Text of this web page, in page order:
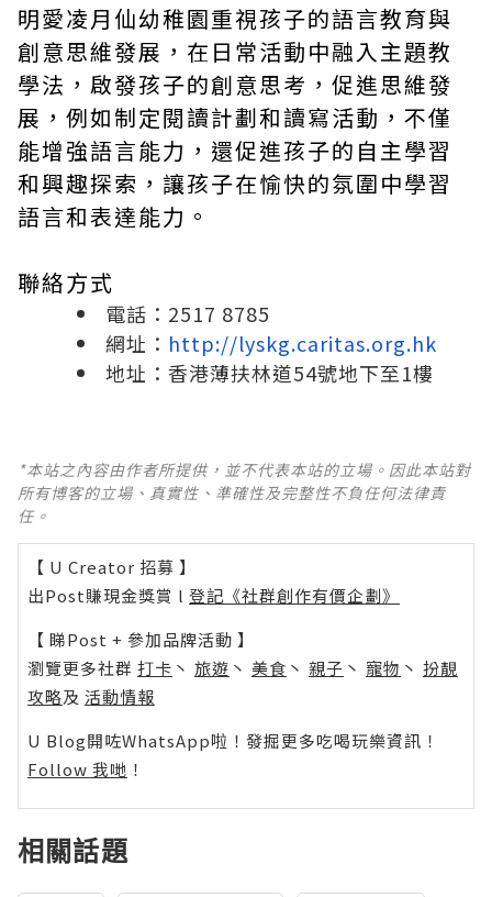
明愛凌月仙幼稚園重視孩子的語言教育與
創意思維發展，在日常活動中融入主題教
學法，啟發孩子的創意思考，促進思維發
展，例如制定閱讀計劃和讀寫活動，不僅
能增強語言能力，還促進孩子的自主學習
和興趣探索，讓孩子在愉快的氛圍中學習
語言和表達能力。
聯絡方式
電話：2517 8785
網址： http://lyskg.caritas.org.hk
地址：香港薄扶林道54號地下至1樓
*本站之內容由作者所提供，並不代表本站的立場。因此本站對
所有博客的立場、真實性、準確性及完整性不負任何法律責
任。
【 U Creator 招募 】
出Post賺現金獎賞 l 登記《社群創作有價企劃》
【 睇Post + 參加品牌活動 】
瀏覽更多社群 打卡 丶 旅遊 丶 美食 丶 親子 丶 寵物 丶 扮靚
攻略及 活動情報
U Blog開咗WhatsApp啦！發掘更多吃喝玩樂資訊！
Follow 我哋 ！
相關話題